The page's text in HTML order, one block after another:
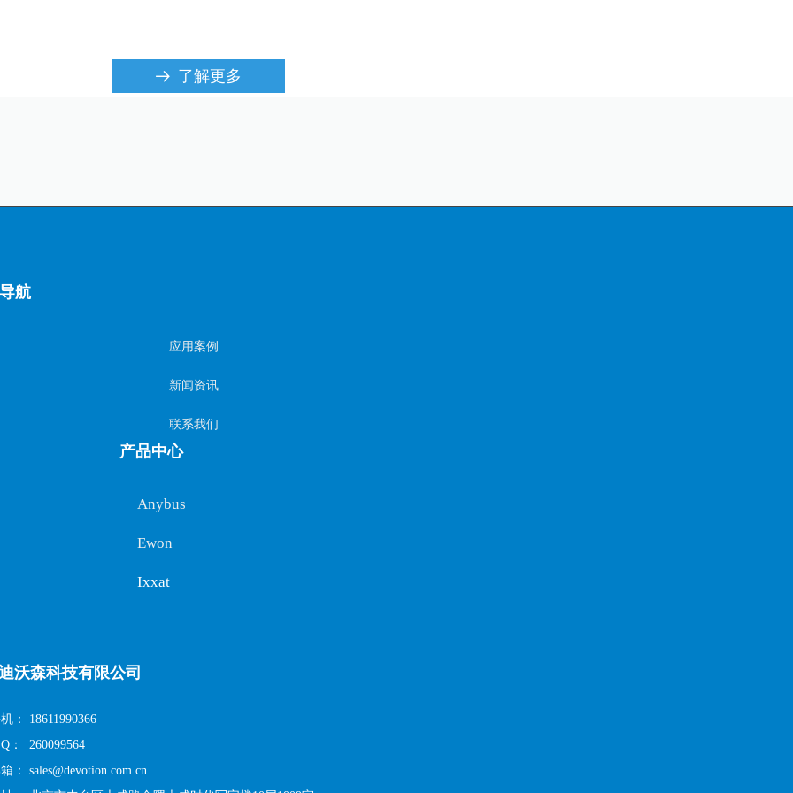
뀠 了解更多
航
应用案例
新闻资讯
联系我们
产品中心
Anybus
Ewon
Ixxat
沃森科技有限公司
：
18611990366
：
260099564
：
sales@devotion.com.cn